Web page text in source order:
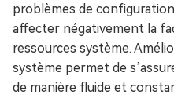
problèmes de
affecter négativement la
ressources système.
système permet de
de manière fluide et